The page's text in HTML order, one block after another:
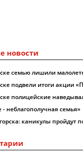
новости
семью лишили
подвели итоги акции
полицейские
неблагополучная семья»
каникулы пройдут